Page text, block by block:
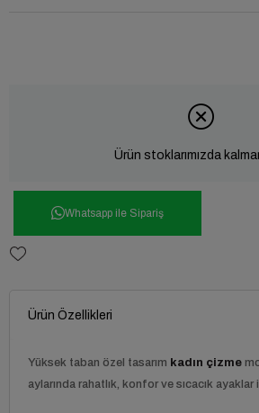
Ürün stoklarımızda
Whatsapp ile Sipariş
Ürün Özellikleri
Yüksek taban özel tasarım kadın çizme
aylarında rahatlık, konfor ve sıcacık